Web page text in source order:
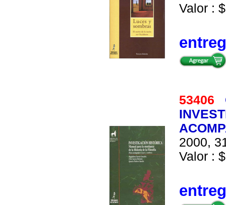
Valor :
53406
2000,
Valor :